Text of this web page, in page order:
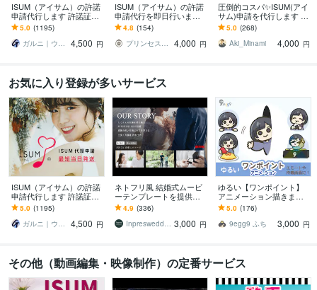
ISUM（アイサム）の許諾
申請代行します 許諾証発
送。複数曲の申請も承り
ます！JASRAC申請も可
能
5.0 (1195)
ガルニ｜ウェディングムービー＆ギフト
4,500 円
ISUM（アイサム）の許諾
申請代行を即日行います
丁寧なご案内での安心の
実績。自作ムービーに曲
入れの悩み解決。
4.8 (154)
プリンセスネット
4,000 円
圧倒的コスパ✨ISUM(アイ
サム)申請を代行します 最
短当日発送！圧倒的コス
パ！プロにお任せ！
5.0 (268)
Aki_Minami
4,000 円
お気に入り登録が多いサービス
ISUM（アイサム）の許諾
申請代行します 許諾証発
送。複数曲の申請も承り
ます！JASRAC申請も可
能
5.0 (1195)
ガルニ｜ウェディングムービー＆ギフト
4,500 円
ネトフリ風 結婚式ムービ
ーテンプレートを提供し
ます 披露宴を盛り上げ
る！パワポで自作可能な
プロフィールムービー！
4.9 (336)
Inpreswedding 3,000 円
ゆるい【ワンポイント】
アニメーション描きます
「20種類から選べる！」
配信画面・ブログなどの
飾りに！
5.0 (176)
9egg9 ふち
3,000 円
その他（動画編集・映像制作）の定番サービス